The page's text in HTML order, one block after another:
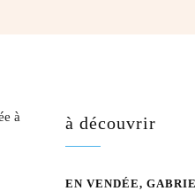
à à découvrir
EN VENDÉE,